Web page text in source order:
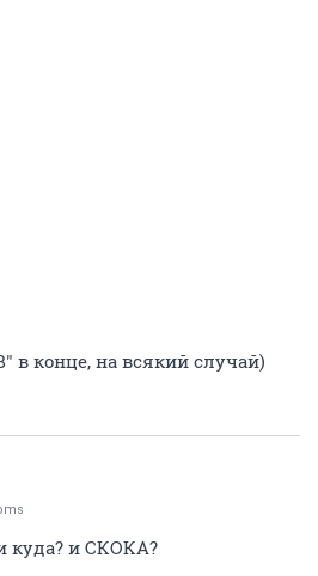
в конце, на всякий случай)
куда? и СКОКА?